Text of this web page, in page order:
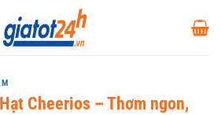
Cheerios – Thơm ngon,